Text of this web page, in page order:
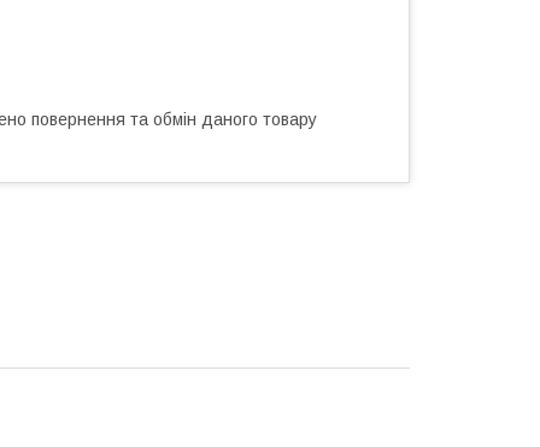
повернення та обмін даного товару